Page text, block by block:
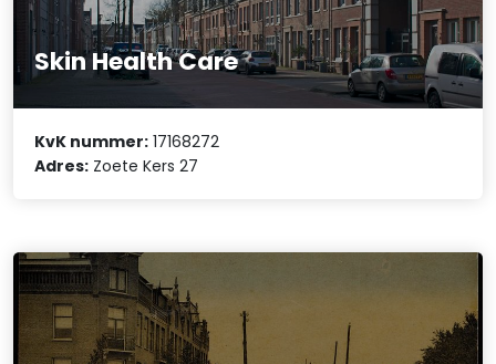
Skin Health Care
KvK nummer: 17168272
Adres: Zoete Kers 27